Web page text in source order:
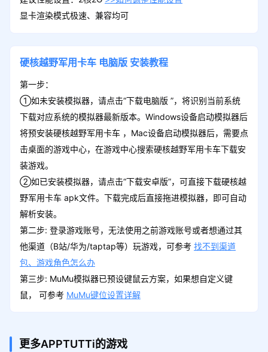
显卡渲染模式极速、兼容均可
硬核越野军用卡车 电脑版 安装教程
第一步：
①如未安装模拟器，请点击“下载电脑版 ”，将识别当前系统
下载对应系统的模拟器最新版本。Windows设备启动模拟器后
将预安装硬核越野军用卡车 ，Mac设备启动模拟器后，需要点
击桌面的游戏中心，在游戏中心搜索硬核越野军用卡车下载安
装游戏。
②如已安装模拟器，请点击“下载安卓版”，可直接下载硬核越
野军用卡车 apk文件。下载完成后直接拖进模拟器，即可自动
解析安装。
第二步: 登录游戏账号，无法使用之前游戏账号或者想通过其
他渠道（B站/华为/taptap等）玩游戏，可参考 找不到渠道
包、游戏角色怎么办
第三步: MuMu模拟器已预设键鼠云方案，如果想自定义键
鼠， 可参考 MuMu键位设置详解
更多APPTUTTi的游戏